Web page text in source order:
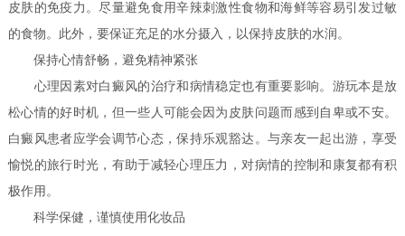
皮肤的免疫力。尽量避免食用辛辣刺激性食物和海鲜等容易引发过敏
的食物。此外，要保证充足的水分摄入，以保持皮肤的水润。
保持心情舒畅，避免精神紧张
心理因素对白癜风的治疗和病情稳定也有重要影响。游玩本是放
松心情的好时机，但一些人可能会因为皮肤问题而感到自卑或不安。
白癜风患者应学会调节心态，保持乐观豁达。与亲友一起出游，享受
愉悦的旅行时光，有助于减轻心理压力，对病情的控制和康复都有积
极作用。
科学保健，谨慎使用化妆品